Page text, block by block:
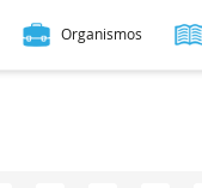
Organismos